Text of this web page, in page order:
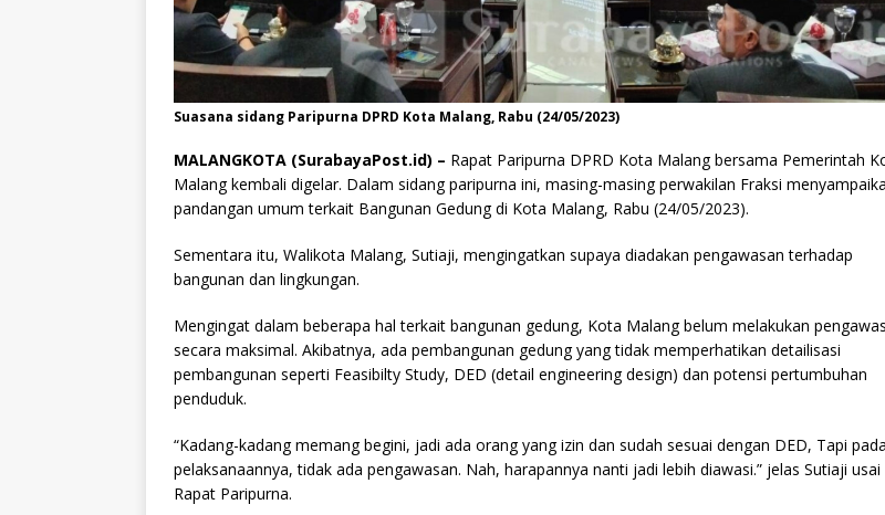
Suasana sidang Paripurna DPRD Kota Malang, Rabu (24/05/2023)
MALANGKOTA (SurabayaPost.id) – Rapat Paripurna DPRD Kota Malang bersama Pemerintah
Malang kembali digelar. Dalam sidang paripurna ini, masing-masing perwakilan Fraksi
pandangan umum terkait Bangunan Gedung di Kota Malang, Rabu (24/05/2023).
Sementara itu, Walikota Malang, Sutiaji, mengingatkan supaya diadakan pengawasan terhadap
bangunan dan lingkungan.
Mengingat dalam beberapa hal terkait bangunan gedung, Kota Malang belum melakukan
secara maksimal. Akibatnya, ada pembangunan gedung yang tidak memperhatikan detailisasi
pembangunan seperti Feasibilty Study, DED (detail engineering design) dan potensi pertumbuhan
penduduk.
“Kadang-kadang memang begini, jadi ada orang yang izin dan sudah sesuai dengan DED, Tapi pada
pelaksanaannya, tidak ada pengawasan. Nah, harapannya nanti jadi lebih diawasi.” jelas Sutiaji usai
Rapat Paripurna.